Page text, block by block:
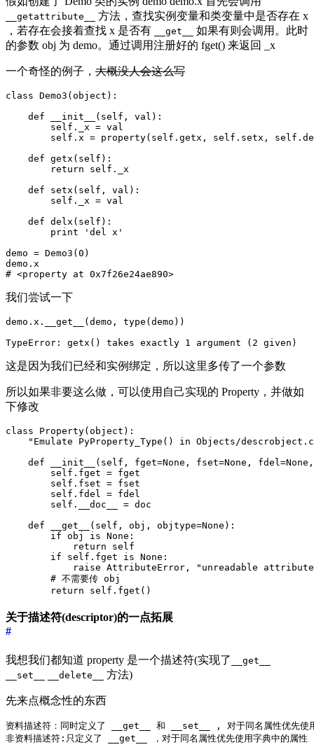
__getattribute__
方法，查找实例变量和类变量中是否存在 x
，若存在会接着查找 x 是否有
__get__
如果有则会调用。此时
的参数 obj 为 demo。通过调用注册好的 fget() 来返回 _x
一个奇怪的例子， 大概没人会这么写
class Demo3(object):
    def __init__(self, val):
        self._x = val
self.x = property(self.getx, self.setx,
    def getx(self):
        return self._x
    def setx(self, val):
        self._x = val
    def delx(self):
        print 'del x'
demo = Demo3(0)
demo.x
我们尝试一下
demo.x.__get__(demo, type(demo))
这是因为我们已经和实例绑定，所以这里多传了一个参数
所以如果非要这么做，可以使用自己实现的 Property，并做如
下修改
class Property(object):
"Emulate PyProperty_Type() in Objects/
def __init__(self, fget=None, fset=None,
        self.fget = fget
        self.fset = fset
        self.fdel = fdel
        self.__doc__ = doc
    def __get__(self, obj, objtype=None):
        if obj is None:
            return self
        if self.fget is None:
raise AttributeError, "unreadable
        # 不需要传 obj
关于描述符(descriptor)的一点拓展
#
我想我们都知道 property 是一个描述符(实现了
__get__
__set__
__delete__ 方法)
先来点概念性的东西
资料描述符：同时定义了 __get__ 和 __set__ , 对于同名属性优先使